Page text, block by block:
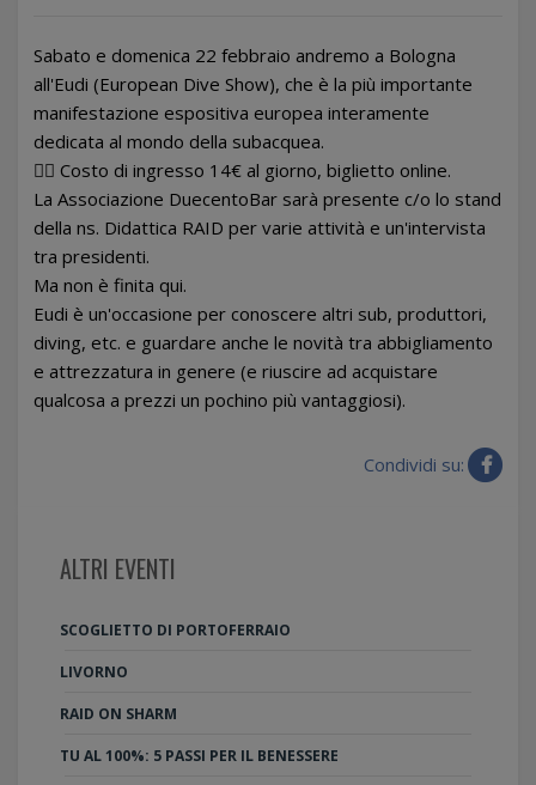
Sabato e domenica 22 febbraio andremo a Bologna
all'Eudi (European Dive Show), che è la più importante
manifestazione espositiva europea interamente
dedicata al mondo della subacquea.
👉🏻 Costo di ingresso 14€ al giorno, biglietto online.
La Associazione DuecentoBar sarà presente c/o lo stand
della ns. Didattica RAID per varie attività e un'intervista
tra presidenti.
Ma non è finita qui.
Eudi è un'occasione per conoscere altri sub, produttori,
diving, etc. e guardare anche le novità tra abbigliamento
e attrezzatura in genere (e riuscire ad acquistare
qualcosa a prezzi un pochino più vantaggiosi).
Condividi su:
ALTRI EVENTI
SCOGLIETTO DI PORTOFERRAIO
LIVORNO
RAID ON SHARM
TU AL 100%: 5 PASSI PER IL BENESSERE